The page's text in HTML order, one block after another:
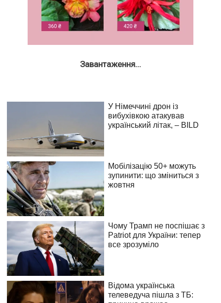
Завантаження...